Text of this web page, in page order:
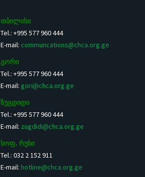
თბილისი
Tel.: +995 577 960 444
E-mail: communcations@chca.org.ge
გორი
Tel.: +995 577 960 444
E-mail: gori@chca.org.ge
ზუგდიდი
Tel.: +995 577 960 444
E-mail: zugdidi@chca.org.ge
სოფ. რუხი
Tel.: 032 2 152 911
E-mail: hotline@chca.org.ge